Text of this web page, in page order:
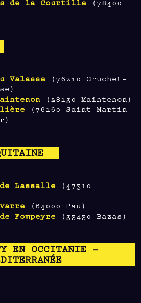
Valasse (76210 Gruchet-
(28130 Maintenon)
(76160 Saint-Martin-
Lassalle (47310
(64000 Pau)
Fompeyre (33430 Bazas)
EN OCCITANIE –